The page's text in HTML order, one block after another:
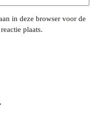
in deze browser voor de
plaats.